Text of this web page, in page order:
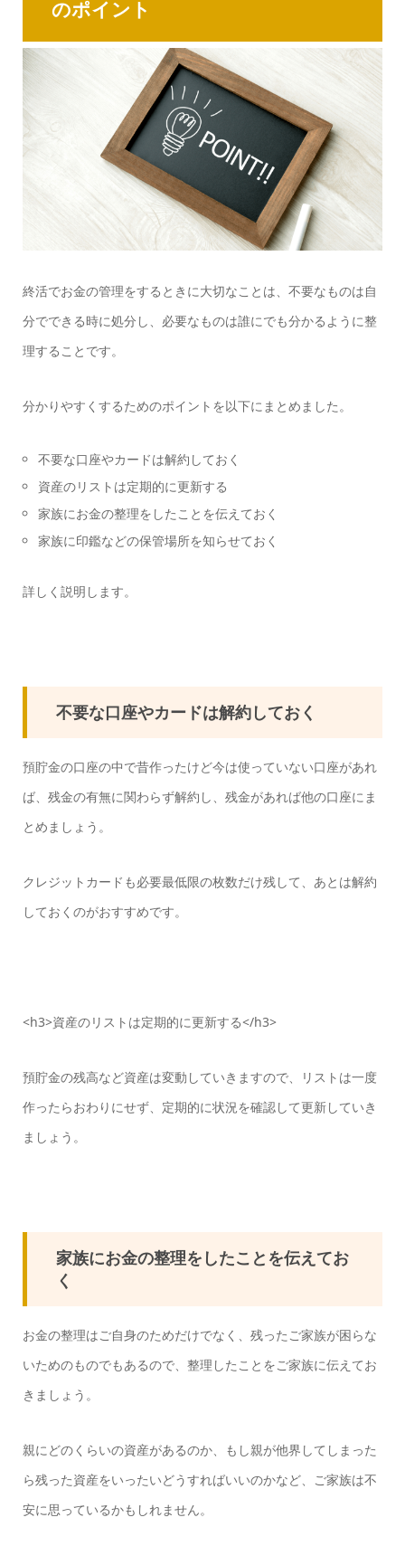
のポイント
終活でお金の管理をするときに大切なことは、不要なものは自
分でできる時に処分し、必要なものは誰にでも分かるように整
理することです。
分かりやすくするためのポイントを以下にまとめました。
不要な口座やカードは解約しておく
資産のリストは定期的に更新する
家族にお金の整理をしたことを伝えておく
家族に印鑑などの保管場所を知らせておく
詳しく説明します。
不要な口座やカードは解約しておく
預貯金の口座の中で昔作ったけど今は使っていない口座があれ
ば、残金の有無に関わらず解約し、残金があれば他の口座にま
とめましょう。
クレジットカードも必要最低限の枚数だけ残して、あとは解約
しておくのがおすすめです。
<h3>資産のリストは定期的に更新する</h3>
預貯金の残高など資産は変動していきますので、リストは一度
作ったらおわりにせず、定期的に状況を確認して更新していき
ましょう。
家族にお金の整理をしたことを伝えてお
く
お金の整理はご自身のためだけでなく、残ったご家族が困らな
いためのものでもあるので、整理したことをご家族に伝えてお
きましょう。
親にどのくらいの資産があるのか、もし親が他界してしまった
ら残った資産をいったいどうすればいいのかなど、ご家族は不
安に思っているかもしれません。